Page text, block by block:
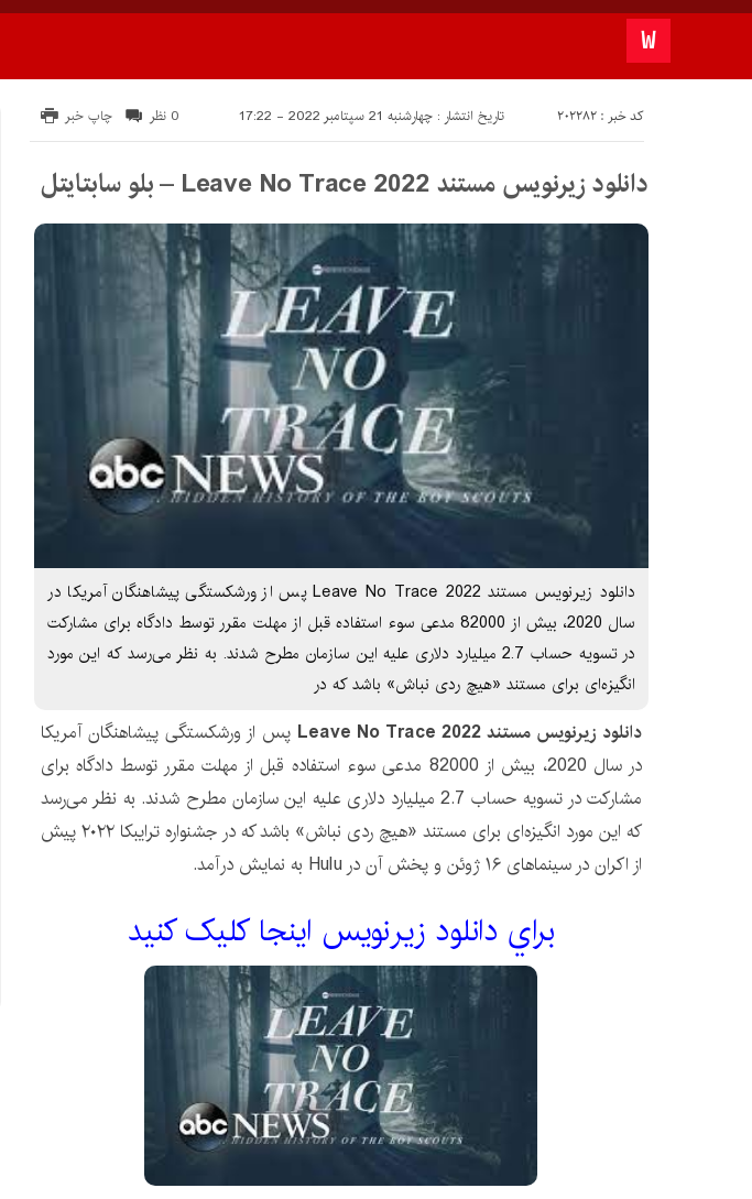
تاریخ انتشار : چهارشنبه 21 سپتامبر 2022 - 17:22 کد خبر : 202282 چاپ خبر 0 نظر
دانلود زیرنویس مستند Leave No Trace 2022 – بلو سابتايتل
دانلود زیرنویس مستند Leave No Trace 2022 پس از ورشکستگی پیشاهنگان آمریکا در
سال 2020، بیش از 82000 مدعی سوء استفاده قبل از مهلت مقرر توسط دادگاه برای مشارکت
در تسویه حساب 2.7 میلیارد دلاری علیه این سازمان مطرح شدند. به نظر می‌رسد که این مورد
انگیزه‌ای برای مستند «هیچ ردی نباش» باشد که در
دانلود زیرنویس مستند Leave No Trace 2022
پس از ورشکستگی پیشاهنگان آمریکا
در سال 2020، بیش از 82000 مدعی سوء استفاده قبل از مهلت مقرر توسط دادگاه برای
مشارکت در تسویه حساب 2.7 میلیارد دلاری علیه این سازمان مطرح شدند. به نظر می‌رسد
که این مورد انگیزه‌ای برای مستند «هیچ ردی نباش» باشد که در جشنواره ترایبکا ۲۰۲۲ پیش
از اکران در سینماهای ۱۶ ژوئن و پخش آن در Hulu به نمایش درآمد.
براي دانلود زيرنويس اينجا کليک کنيد